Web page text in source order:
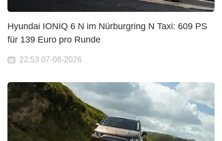
Hyundai IONIQ 6 N im Nürburgring N Taxi: 609 PS
für 139 Euro pro Runde
22:53 07-08-2026